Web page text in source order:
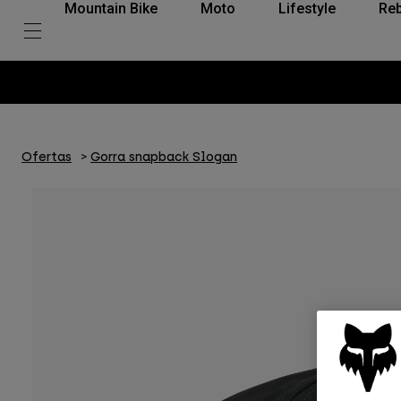
Mountain Bike Moto Lifestyle
Ofertas Gorra snapback Slogan